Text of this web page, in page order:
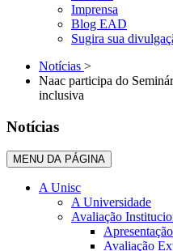
Imprensa
Blog EAD
Sugira sua
Notícias >
Naac participa do
inclusiva
Notícias
MENU DA PÁGINA
A Unisc
A Universidade
Avaliação
Apresentação
Avaliação